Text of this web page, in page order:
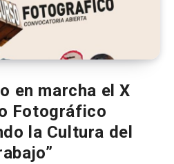
en marcha el X
Fotográfico
la Cultura del